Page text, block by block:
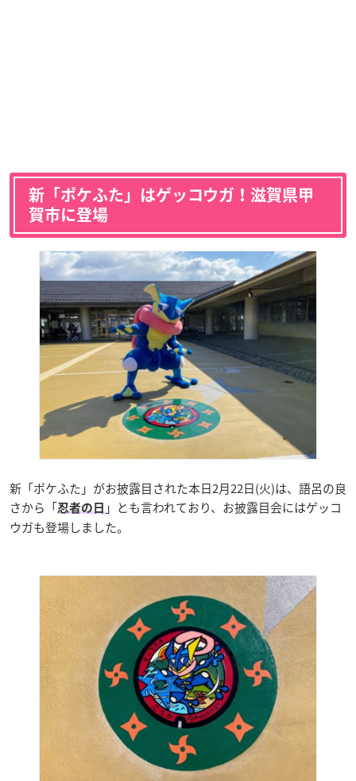
新「ポケふた」はゲッコウガ！滋賀県甲
賀市に登場
新「ポケふた」がお披露目された本日2月22日(火)は、語呂の良
さから「忍者の日 」とも言われており、お披露目会にはゲッコ
ウガも登場しました。